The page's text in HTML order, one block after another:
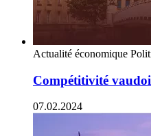
Actualité économique
Compétitivité
07.02.2024